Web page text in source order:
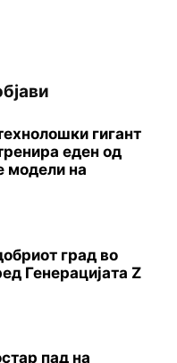
гигант
еден од
модели на
град во
Генерацијата Z
пад на